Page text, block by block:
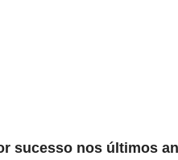
sucesso nos últimos